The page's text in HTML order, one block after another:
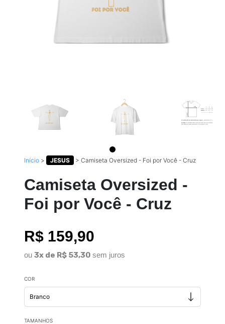
Início > JESUS > Camiseta Oversized - Foi por Você - Cruz
Camiseta Oversized -
Foi por Você - Cruz
R$ 159,90
ou 3x de R$ 53,30 sem juros
COR
TAMANHOS